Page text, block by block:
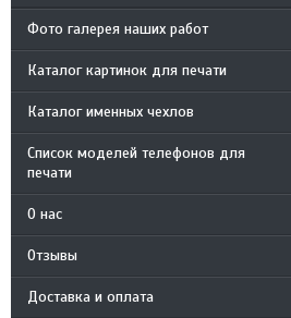
Фото галерея наших работ
Каталог картинок для печати
Каталог именных чехлов
Список моделей телефонов для
печати
О нас
Отзывы
Доставка и оплата